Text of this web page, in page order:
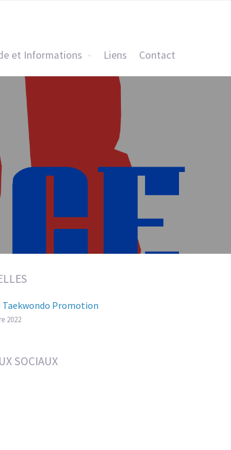
et Informations Liens Contact
Taekwondo Promotion
2022
SOCIAUX